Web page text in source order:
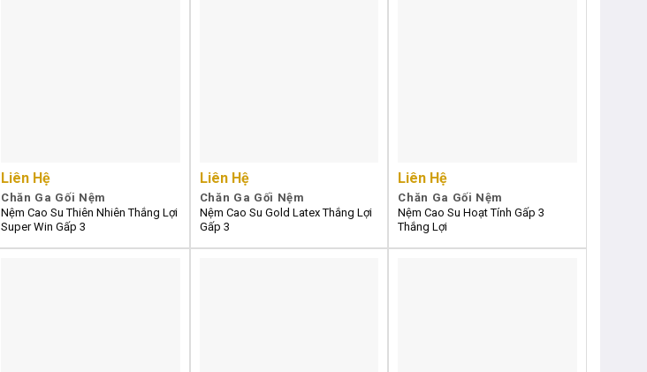
Chăn Ga Gối Nệm
Nệm Cao Su Thiên Nhiên Thắng Lợi
Super Win Gấp 3
Liên Hệ
Chăn Ga Gối Nệm
Nệm Cao Su Gold Latex Thắng Lợi
Gấp 3
Liên Hệ
Chăn Ga Gối Nệm
Nệm Cao Su Hoạt Tính Gấp 3
Thắng Lợi
Liên Hệ